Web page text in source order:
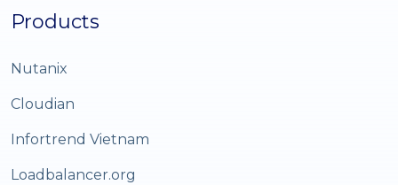
Products
Nutanix
Cloudian
Infortrend Vietnam
Loadbalancer.org